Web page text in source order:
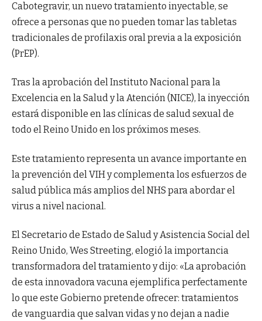
Cabotegravir, un nuevo tratamiento inyectable, se
ofrece a personas que no pueden tomar las tabletas
tradicionales de profilaxis oral previa a la exposición
(PrEP).
Tras la aprobación del Instituto Nacional para la
Excelencia en la Salud y la Atención (NICE), la inyección
estará disponible en las clínicas de salud sexual de
todo el Reino Unido en los próximos meses.
Este tratamiento representa un avance importante en
la prevención del VIH y complementa los esfuerzos de
salud pública más amplios del NHS para abordar el
virus a nivel nacional.
El Secretario de Estado de Salud y Asistencia Social del
Reino Unido, Wes Streeting, elogió la importancia
transformadora del tratamiento y dijo: «La aprobación
de esta innovadora vacuna ejemplifica perfectamente
lo que este Gobierno pretende ofrecer: tratamientos
de vanguardia que salvan vidas y no dejan a nadie